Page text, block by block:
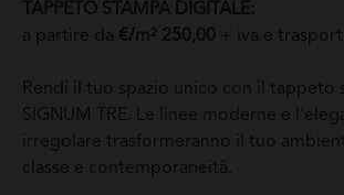
TAPPETO STAMPA DIGITALE:
a partire da €/m² 250,00 + iva e
Rendi il tuo spazio unico con il tappeto
SIGNUM TRE. Le linee moderne e
irregolare trasformeranno il tuo
classe e contemporaneità.